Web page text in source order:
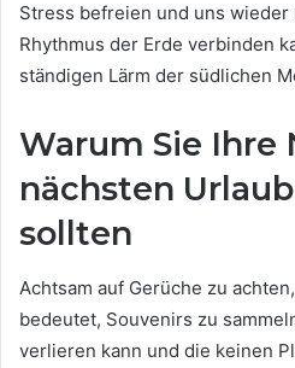
Stress befreien und uns
Rhythmus der Erde verbinden
ständigen Lärm der südlichen
Warum Sie Ihre
nächsten
sollten
Achtsam auf Gerüche zu
bedeutet, Souvenirs zu
verlieren kann und die keinen